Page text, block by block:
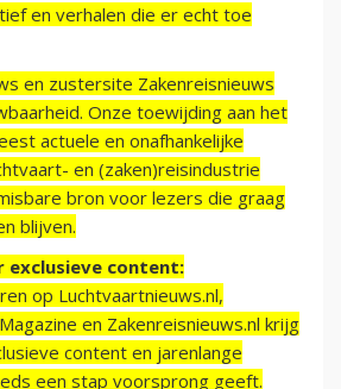
en verhalen die er echt toe
en zustersite Zakenreisnieuws
Onze toewijding aan het
actuele en onafhankelijke
en (zaken)reisindustrie
bron voor lezers die graag
blijven.
exclusieve content:
op Luchtvaartnieuws.nl,
en Zakenreisnieuws.nl krijg
content en jarenlange
een stap voorsprong geeft.